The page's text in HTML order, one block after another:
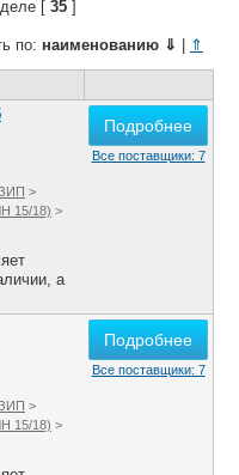
флота
[ 35 ]
по: наименованию ⇓ ⇑
>
15/18) >
а
Подробнее
Все поставщики: 7
>
15/18) >
Подробнее
Все поставщики: 7